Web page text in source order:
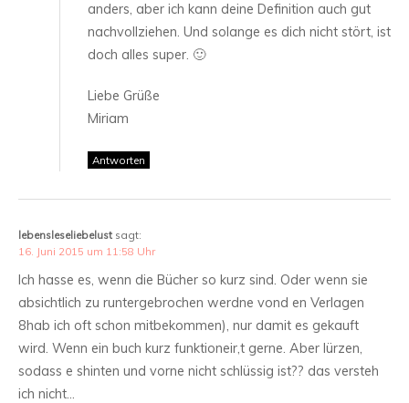
anders, aber ich kann deine Definition auch gut
nachvollziehen. Und solange es dich nicht stört, ist
doch alles super. 🙂
Liebe Grüße
Miriam
Antworten
lebensleseliebelust sagt:
16. Juni 2015 um 11:58 Uhr
Ich hasse es, wenn die Bücher so kurz sind. Oder wenn sie
absichtlich zu runtergebrochen werdne vond en Verlagen
8hab ich oft schon mitbekommen), nur damit es gekauft
wird. Wenn ein buch kurz funktioneir,t gerne. Aber lürzen,
sodass e shinten und vorne nicht schlüssig ist?? das versteh
ich nicht…